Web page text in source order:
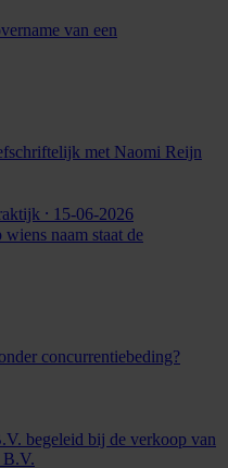
van een
met Naomi Reijn
⸱ 15-06-2026
naam staat de
concurrentiebeding?
begeleid bij de verkoop van
B.V.